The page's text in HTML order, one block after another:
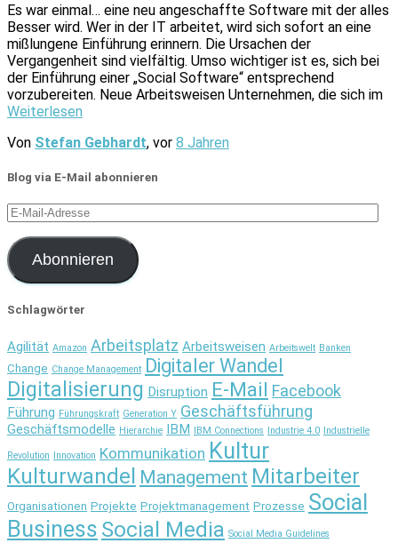
Es war einmal… eine neu angeschaffte Software mit der alles
Besser wird. Wer in der IT arbeitet, wird sich sofort an eine
mißlungene Einführung erinnern. Die Ursachen der
Vergangenheit sind vielfältig. Umso wichtiger ist es, sich bei
der Einführung einer „Social Software“ entsprechend
vorzubereiten. Neue Arbeitsweisen Unternehmen, die sich im
Weiterlesen
Von Stefan Gebhardt, vor 8 Jahren
Blog via E-Mail abonnieren
E-
Mail-
Adresse
Abonnieren
Schlagwörter
Agilität Amazon Arbeitsplatz Arbeitsweisen Arbeitswelt Banken
Change Change Management Digitaler Wandel
Digitalisierung Disruption E-Mail Facebook
Führung Führungskraft Generation Y Geschäftsführung
Geschäftsmodelle Hierarchie IBM IBM Connections Industrie 4.0 Industrielle
Revolution Innovation Kommunikation Kultur
Kulturwandel Management Mitarbeiter
Organisationen Projekte Projektmanagement Prozesse Social
Business Social Media Social Media Guidelines